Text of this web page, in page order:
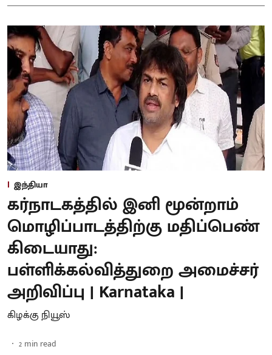
இந்தியா
கர்நாடகத்தில் இனி மூன்றாம்
மொழிப்பாடத்திற்கு மதிப்பெண்
கிடையாது:
பள்ளிக்கல்வித்துறை அமைச்சர்
அறிவிப்பு | Karnataka |
கிழக்கு நியூஸ்
2 min read